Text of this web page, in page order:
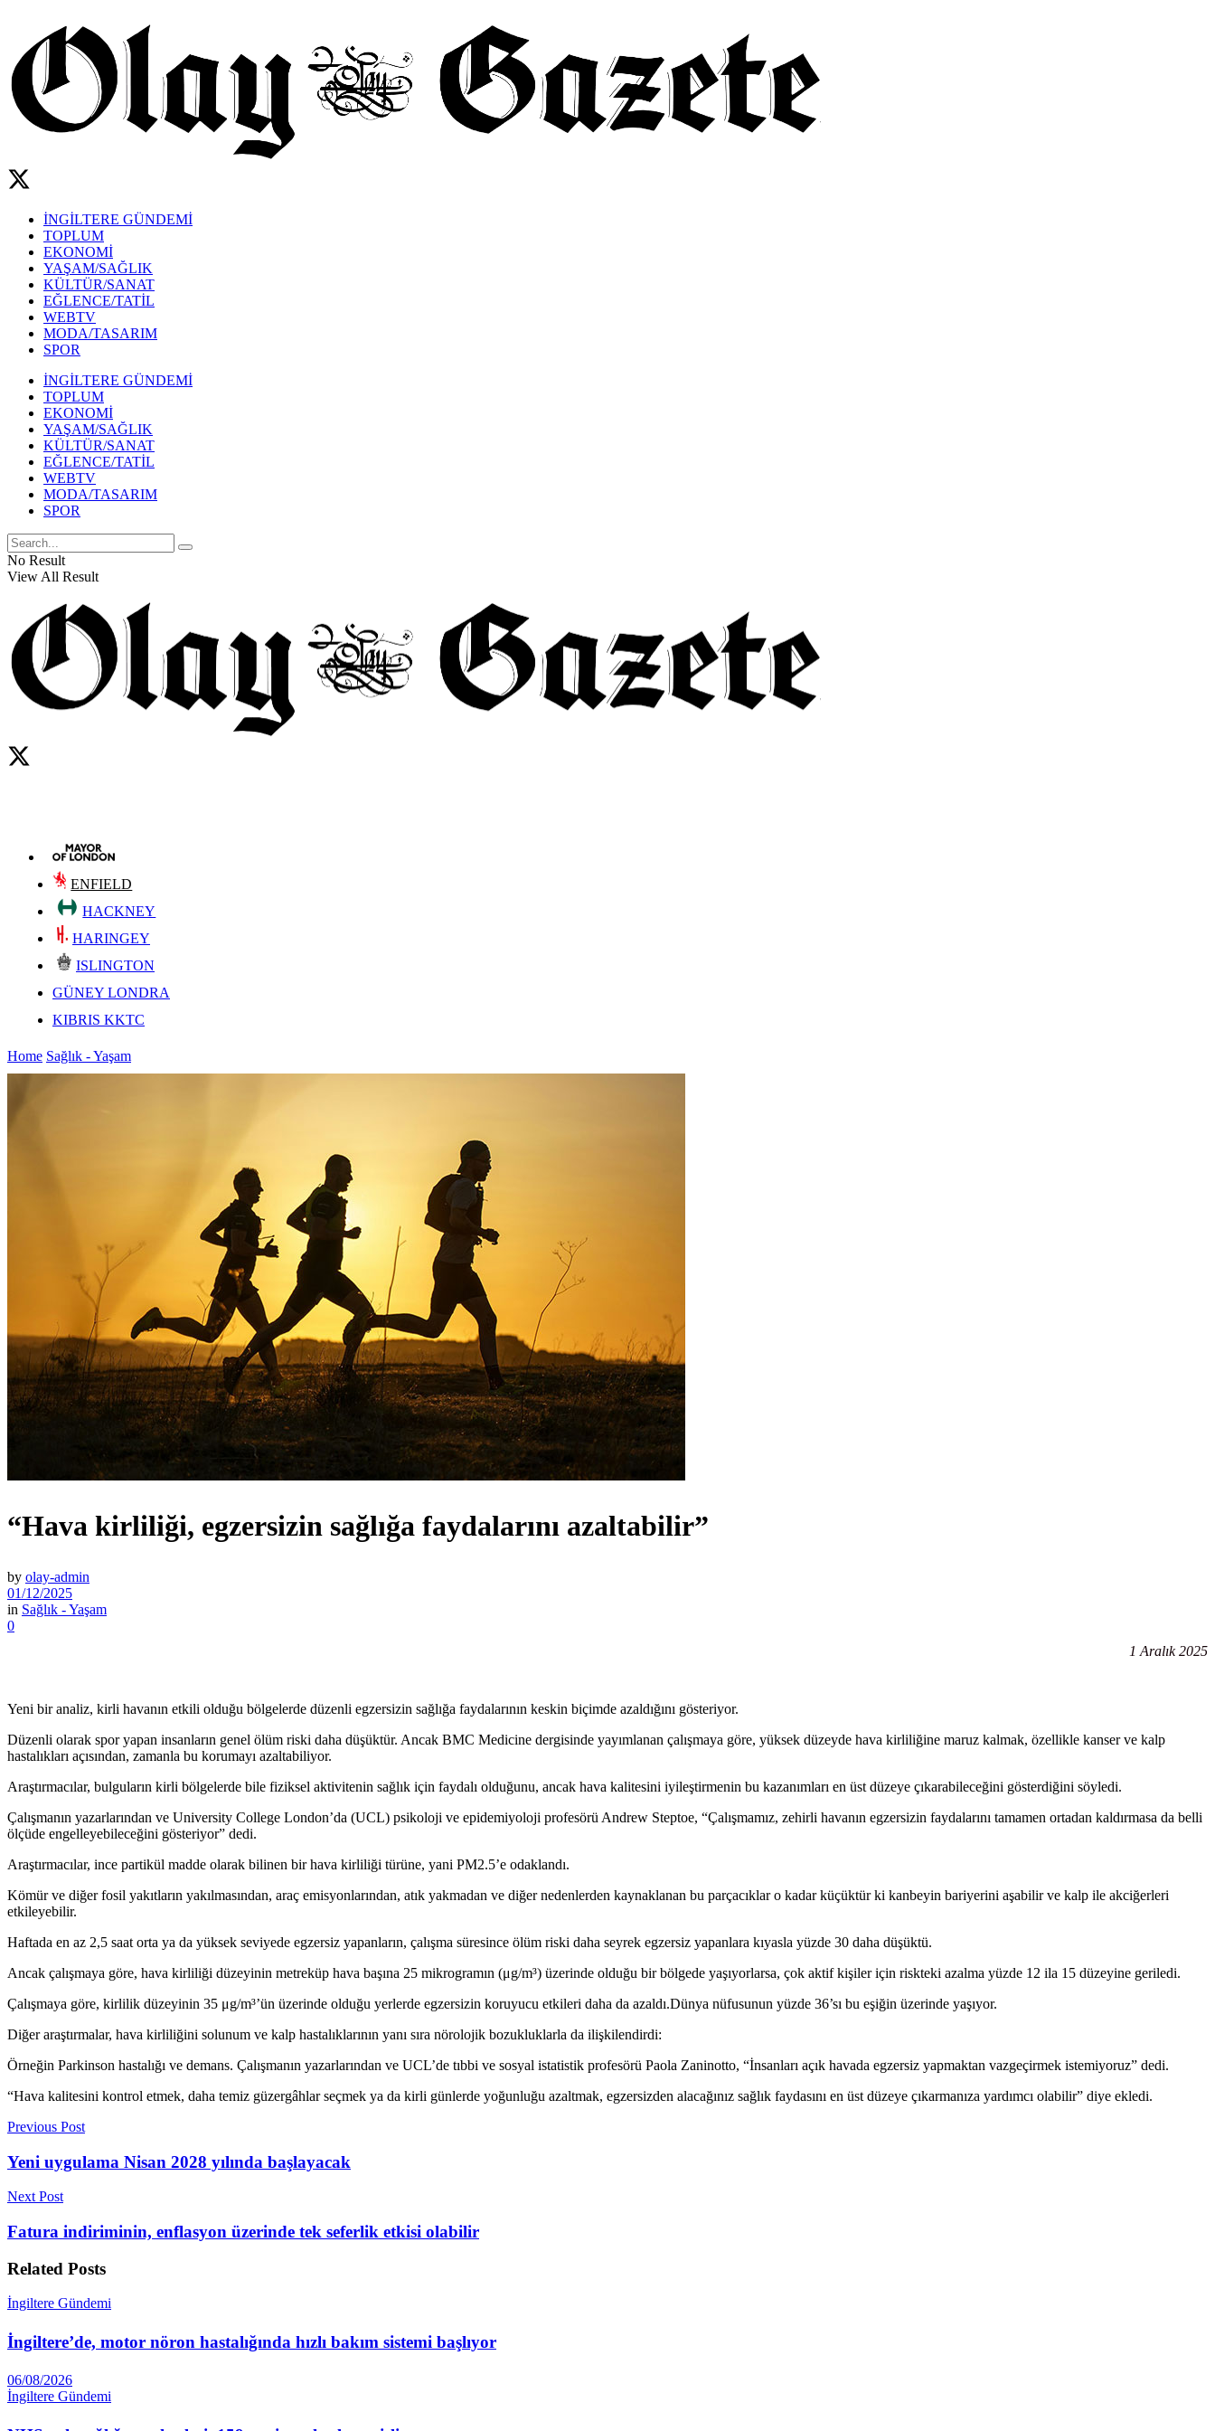
İNGİLTERE GÜNDEMİ
TOPLUM
EKONOMİ
YAŞAM/SAĞLIK
KÜLTÜR/SANAT
EĞLENCE/TATİL
WEBTV
MODA/TASARIM
SPOR
İNGİLTERE GÜNDEMİ
TOPLUM
EKONOMİ
YAŞAM/SAĞLIK
KÜLTÜR/SANAT
EĞLENCE/TATİL
WEBTV
MODA/TASARIM
SPOR
No Result
View All Result
ENFIELD
HACKNEY
HARINGEY
ISLINGTON
GÜNEY LONDRA
KIBRIS KKTC
Home Sağlık - Yaşam
“Hava kirliliği, egzersizin sağlığa faydalarını azaltabilir”
by olay-admin
01/12/2025
in Sağlık - Yaşam
0
1 Aralık 2025
Yeni bir analiz, kirli havanın etkili olduğu bölgelerde düzenli egzersizin sağlığa faydalarının keskin biçimde azaldığını gösteriyor.
Düzenli olarak spor yapan insanların genel ölüm riski daha düşüktür. Ancak BMC Medicine dergisinde yayımlanan çalışmaya göre, yüksek düzeyde hava kirliliğine maruz kalmak, özellikle kanser ve kalp
hastalıkları açısından, zamanla bu korumayı azaltabiliyor.
Araştırmacılar, bulguların kirli bölgelerde bile fiziksel aktivitenin sağlık için faydalı olduğunu, ancak hava kalitesini iyileştirmenin bu kazanımları en üst düzeye çıkarabileceğini gösterdiğini söyledi.
Çalışmanın yazarlarından ve University College London’da (UCL) psikoloji ve epidemiyoloji profesörü Andrew Steptoe, “Çalışmamız, zehirli havanın egzersizin faydalarını tamamen ortadan kaldırmasa da belli
ölçüde engelleyebileceğini gösteriyor” dedi.
Araştırmacılar, ince partikül madde olarak bilinen bir hava kirliliği türüne, yani PM2.5’e odaklandı.
Kömür ve diğer fosil yakıtların yakılmasından, araç emisyonlarından, atık yakmadan ve diğer nedenlerden kaynaklanan bu parçacıklar o kadar küçüktür ki kanbeyin bariyerini aşabilir ve kalp ile akciğerleri
etkileyebilir.
Haftada en az 2,5 saat orta ya da yüksek seviyede egzersiz yapanların, çalışma süresince ölüm riski daha seyrek egzersiz yapanlara kıyasla yüzde 30 daha düşüktü.
Ancak çalışmaya göre, hava kirliliği düzeyinin metreküp hava başına 25 mikrogramın (μg/m³) üzerinde olduğu bir bölgede yaşıyorlarsa, çok aktif kişiler için riskteki azalma yüzde 12 ila 15 düzeyine geriledi.
Çalışmaya göre, kirlilik düzeyinin 35 μg/m³’ün üzerinde olduğu yerlerde egzersizin koruyucu etkileri daha da azaldı.Dünya nüfusunun yüzde 36’sı bu eşiğin üzerinde yaşıyor.
Diğer araştırmalar, hava kirliliğini solunum ve kalp hastalıklarının yanı sıra nörolojik bozukluklarla da ilişkilendirdi:
Örneğin Parkinson hastalığı ve demans. Çalışmanın yazarlarından ve UCL’de tıbbi ve sosyal istatistik profesörü Paola Zaninotto, “İnsanları açık havada egzersiz yapmaktan vazgeçirmek istemiyoruz” dedi.
“Hava kalitesini kontrol etmek, daha temiz güzergâhlar seçmek ya da kirli günlerde yoğunluğu azaltmak, egzersizden alacağınız sağlık faydasını en üst düzeye çıkarmanıza yardımcı olabilir” diye ekledi.
Previous Post
Yeni uygulama Nisan 2028 yılında başlayacak
Next Post
Fatura indiriminin, enflasyon üzerinde tek seferlik etkisi olabilir
Related Posts
İngiltere Gündemi
İngiltere’de, motor nöron hastalığında hızlı bakım sistemi başlıyor
06/08/2026
İngiltere Gündemi